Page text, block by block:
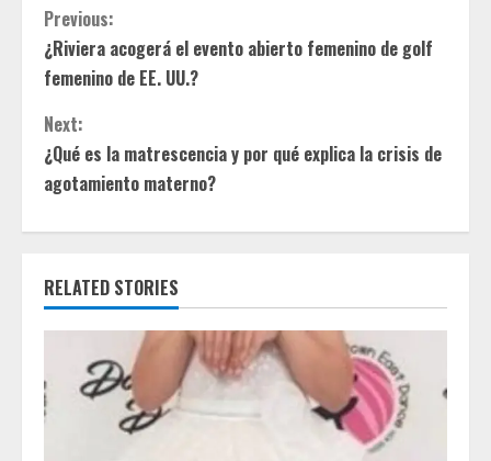
C
o
n
t
u
R
Previous:
¿Riviera acogerá el evento abierto femenino de golf
femenino de EE. UU.?
Next:
¿Qué es la matrescencia y por qué explica la crisis de
agotamiento materno?
RELATED STORIES